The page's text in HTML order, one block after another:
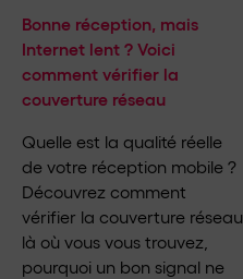
Bonne réception, mais
Internet lent ? Voici
comment vérifier la
couverture réseau
Quelle est la qualité réelle
de votre réception mobile ?
Découvrez comment
vérifier la couverture réseau
là où vous vous trouvez,
pourquoi un bon signal ne